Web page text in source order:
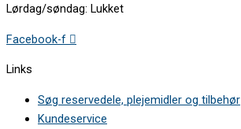
Lørdag/søndag: Lukket
Facebook-f
Links
Søg reservedele, plejemidler og tilbehør
Kundeservice